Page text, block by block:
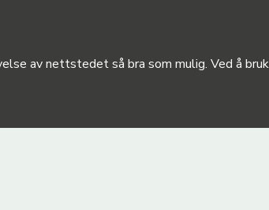
av nettstedet så bra som mulig. Ved å